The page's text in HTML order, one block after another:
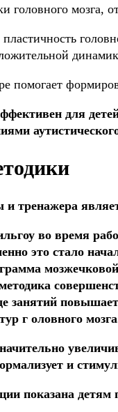
головного
помогает
для
и тренажера
во время
это стало
занятий
г оловного
и
показана детям